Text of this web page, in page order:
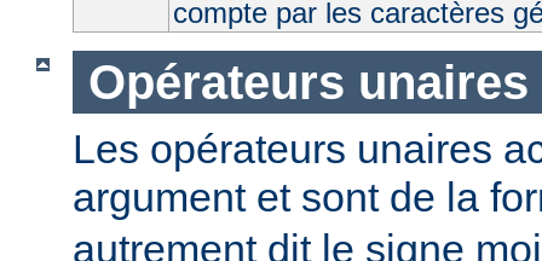
compte par les caractères
Opérateurs unaires
Les opérateurs unaires
argument et sont de la
autrement dit le signe